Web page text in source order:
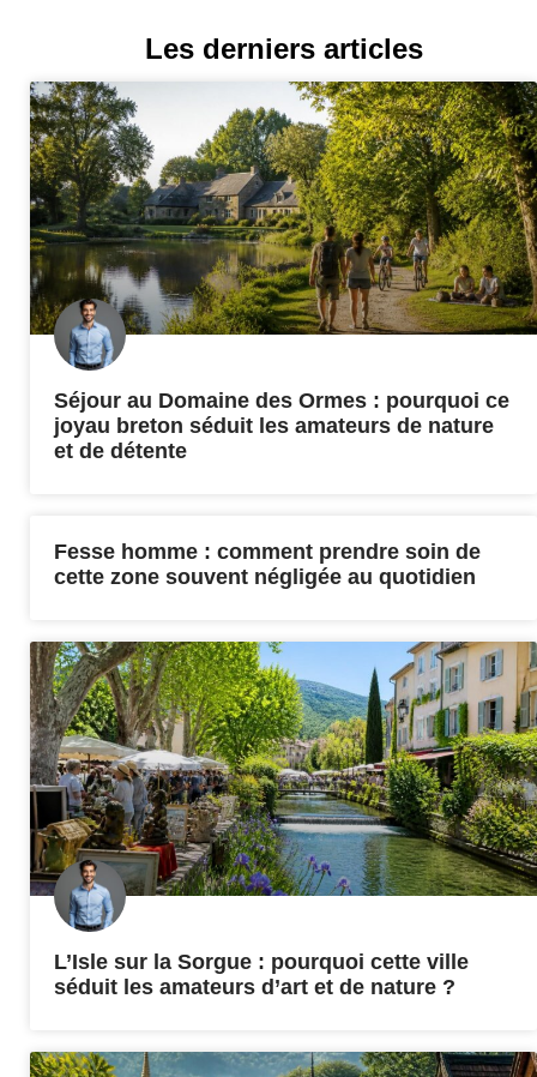
Les derniers articles
Séjour au Domaine des Ormes : pourquoi ce
joyau breton séduit les amateurs de nature
et de détente
Fesse homme : comment prendre soin de
cette zone souvent négligée au quotidien
L’Isle sur la Sorgue : pourquoi cette ville
séduit les amateurs d’art et de nature ?